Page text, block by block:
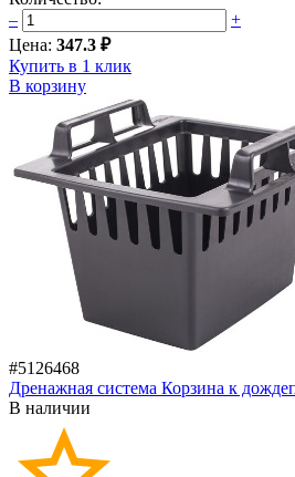
–
+
Цена: 347.3 ₽
Купить в 1 клик
В корзину
#5126468
Дренажная система Корзина к
В наличии